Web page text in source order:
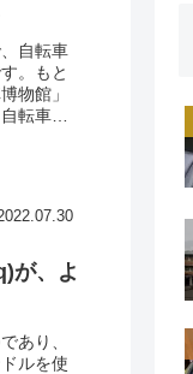
自転車
。もと
物館」
転車少
が、よ
あり、
ルを使